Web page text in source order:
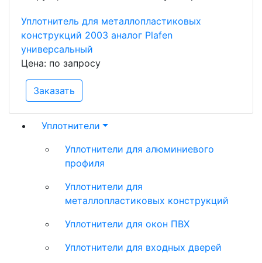
Уплотнитель для металлопластиковых
конструкций 2003 аналог Plafen
универсальный
Цена: по запросу
Заказать
Уплотнители
Уплотнители для алюминиевого
профиля
Уплотнители для
металлопластиковых конструкций
Уплотнители для окон ПВХ
Уплотнители для входных дверей